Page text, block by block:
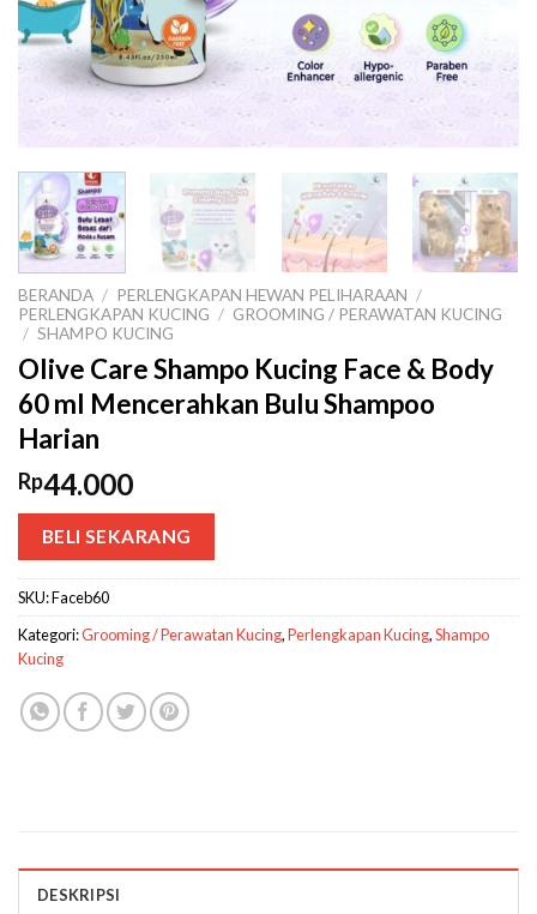
BERANDA / PERLENGKAPAN HEWAN PELIHARAAN /
PERLENGKAPAN KUCING / GROOMING / PERAWATAN KUCING
/ SHAMPO KUCING
Olive Care Shampo Kucing Face & Body
60 ml Mencerahkan Bulu Shampoo
Harian
Rp44.000
BELI SEKARANG
SKU:Faceb60
Kategori:Grooming / Perawatan Kucing,Perlengkapan Kucing,Shampo
Kucing
DESKRIPSI